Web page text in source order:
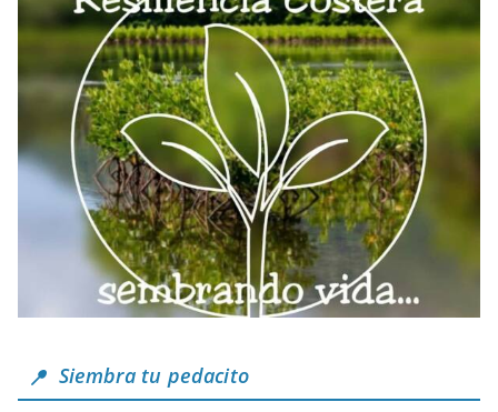
Siembra tu pedacito